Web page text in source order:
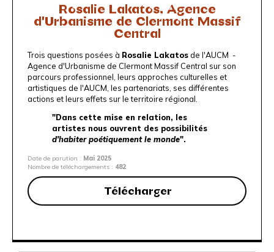
Rosalie Lakatos, Agence
d'Urbanisme de Clermont Massif
Central
Trois questions posées à Rosalie Lakatos de l'AUCM -
Agence d'Urbanisme de Clermont Massif Central sur son
parcours professionnel, leurs approches culturelles et
artistiques de l'AUCM, les partenariats, ses différentes
actions et leurs effets sur le territoire régional.
"Dans cette mise en relation, les
artistes nous ouvrent des possibilités
d'habiter poétiquement le monde".
Date de parution : Mai 2025
Nombre de téléchargements : 482
Télécharger